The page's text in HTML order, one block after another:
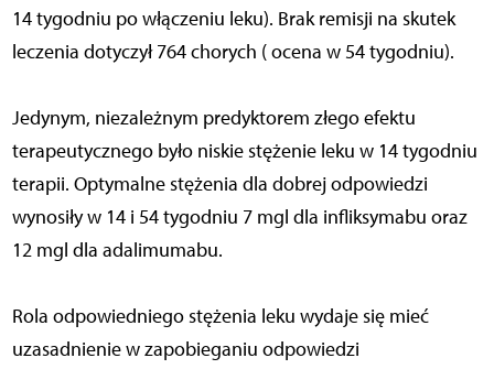
14 tygodniu po włączeniu leku). Brak remisji na skutek
leczenia dotyczył 764 chorych ( ocena w 54 tygodniu).
Jedynym, niezależnym predyktorem złego efektu
terapeutycznego było niskie stężenie leku w 14 tygodniu
terapii. Optymalne stężenia dla dobrej odpowiedzi
wynosiły w 14 i 54 tygodniu 7 mgl dla infliksymabu oraz
12 mgl dla adalimumabu.
Rola odpowiedniego stężenia leku wydaje się mieć
uzasadnienie w zapobieganiu odpowiedzi